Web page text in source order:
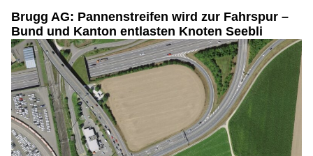
Brugg AG: Pannenstreifen wird zur Fahrspur –
Bund und Kanton entlasten Knoten Seebli